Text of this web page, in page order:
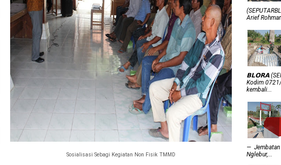
Sosialisasi Sebagi Kegiatan Non Fisik TMMD
Arief
𝗕𝗟𝗢𝗥𝗔
Kodim
kembali...
— Jembatan
Nglebur,...